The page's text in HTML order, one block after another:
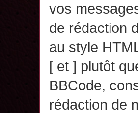
vos
de rédaction
au style
[ et ] plutôt
BBCode,
rédaction de